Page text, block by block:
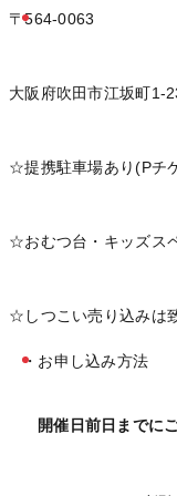
〒564-0063
大阪府吹田市江坂町1-
☆提携駐車場あり(Pチ
☆おむつ台・キッズス
☆しつこい売り込みは
・お申し込み方法
開催日前日までに